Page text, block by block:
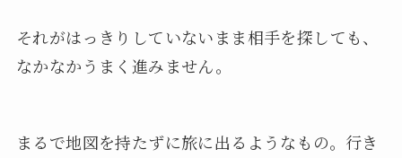
それがはっきりしていないまま相手を探しても、
なかなかうまく進みません。
まるで地図を持たずに旅に出るようなもの。行き